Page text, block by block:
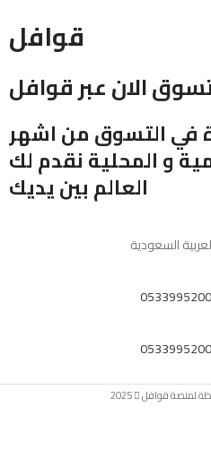
قوافل
الان عبر قوافل
في التسوق من اشهر
و المحلية نقدم لك
العالم بين يديك
السعودية
لمنصة قوافل